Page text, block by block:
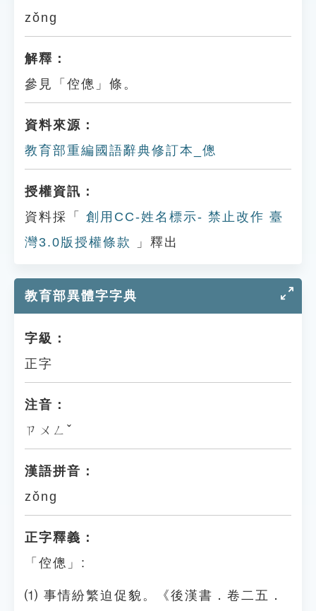
zǒng
解釋：
參見「倥傯」條。
資料來源：
教育部重編國語辭典修訂本_傯
授權資訊：
資料採「
創用CC-姓名標示- 禁止改作 臺
灣3.0版授權條款
」釋出
教育部異體字字典
字級：
正字
注音：
ㄗㄨㄥˇ
漢語拼音：
zǒng
正字釋義：
「倥傯」:
⑴ 事情紛繁迫促貌。《後漢書．卷二五．